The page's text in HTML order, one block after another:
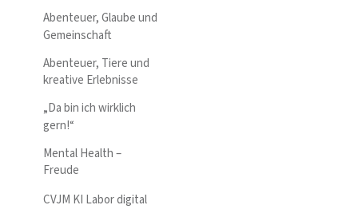
Abenteuer, Glaube und
Gemeinschaft
Abenteuer, Tiere und
kreative Erlebnisse
„Da bin ich wirklich
gern!“
Mental Health –
Freude
CVJM KI Labor digital